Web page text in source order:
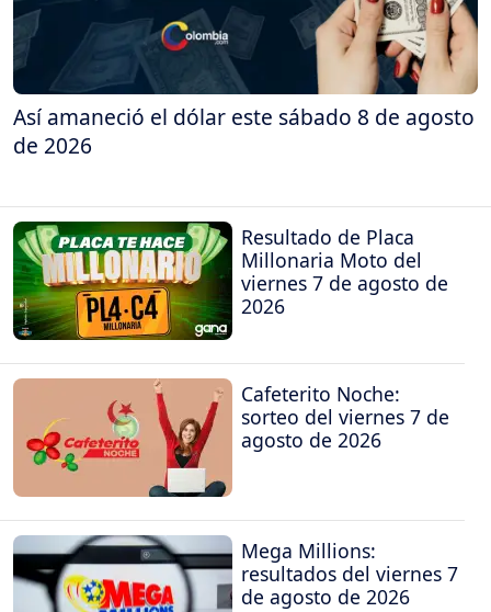
Así amaneció el dólar este sábado 8 de agosto
de 2026
Resultado de Placa
Millonaria Moto del
viernes 7 de agosto de
2026
Cafeterito Noche:
sorteo del viernes 7 de
agosto de 2026
Mega Millions:
resultados del viernes 7
de agosto de 2026